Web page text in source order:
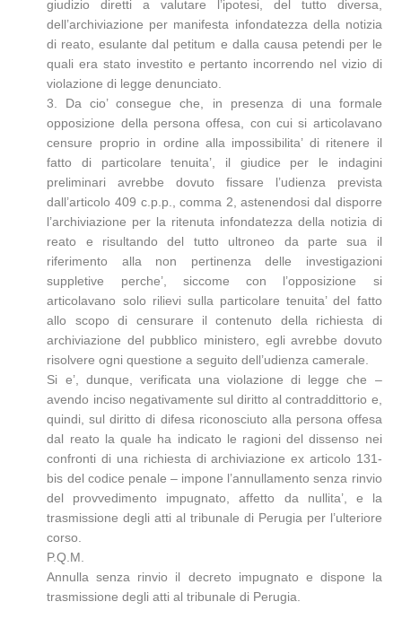
giudizio diretti a valutare l’ipotesi, del tutto diversa,
dell’archiviazione per manifesta infondatezza della notizia
di reato, esulante dal petitum e dalla causa petendi per le
quali era stato investito e pertanto incorrendo nel vizio di
violazione di legge denunciato.
3. Da cio’ consegue che, in presenza di una formale
opposizione della persona offesa, con cui si articolavano
censure proprio in ordine alla impossibilita’ di ritenere il
fatto di particolare tenuita’, il giudice per le indagini
preliminari avrebbe dovuto fissare l’udienza prevista
dall’articolo 409 c.p.p., comma 2, astenendosi dal disporre
l’archiviazione per la ritenuta infondatezza della notizia di
reato e risultando del tutto ultroneo da parte sua il
riferimento alla non pertinenza delle investigazioni
suppletive perche’, siccome con l’opposizione si
articolavano solo rilievi sulla particolare tenuita’ del fatto
allo scopo di censurare il contenuto della richiesta di
archiviazione del pubblico ministero, egli avrebbe dovuto
risolvere ogni questione a seguito dell’udienza camerale.
Si e’, dunque, verificata una violazione di legge che –
avendo inciso negativamente sul diritto al contraddittorio e,
quindi, sul diritto di difesa riconosciuto alla persona offesa
dal reato la quale ha indicato le ragioni del dissenso nei
confronti di una richiesta di archiviazione ex articolo 131-
bis del codice penale – impone l’annullamento senza rinvio
del provvedimento impugnato, affetto da nullita’, e la
trasmissione degli atti al tribunale di Perugia per l’ulteriore
corso.
P.Q.M.
Annulla senza rinvio il decreto impugnato e dispone la
trasmissione degli atti al tribunale di Perugia.